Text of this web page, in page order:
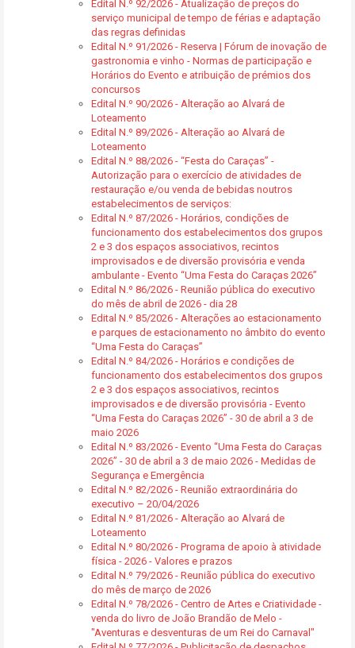
Edital N.º 92/2026 - Atualização de preços do
serviço municipal de tempo de férias e adaptação
das regras definidas
Edital N.º 91/2026 - Reserva | Fórum de inovação de
gastronomia e vinho - Normas de participação e
Horários do Evento e atribuição de prémios dos
concursos
Edital N.º 90/2026 - Alteração ao Alvará de
Loteamento
Edital N.º 89/2026 - Alteração ao Alvará de
Loteamento
Edital N.º 88/2026 - “Festa do Caraças” -
Autorização para o exercício de atividades de
restauração e/ou venda de bebidas noutros
estabelecimentos de serviços:
Edital N.º 87/2026 - Horários, condições de
funcionamento dos estabelecimentos dos grupos
2 e 3 dos espaços associativos, recintos
improvisados e de diversão provisória e venda
ambulante - Evento “Uma Festa do Caraças 2026”
Edital N.º 86/2026 - Reunião pública do executivo
do mês de abril de 2026 - dia 28
Edital N.º 85/2026 - Alterações ao estacionamento
e parques de estacionamento no âmbito do evento
“Uma Festa do Caraças”
Edital N.º 84/2026 - Horários e condições de
funcionamento dos estabelecimentos dos grupos
2 e 3 dos espaços associativos, recintos
improvisados e de diversão provisória - Evento
“Uma Festa do Caraças 2026” - 30 de abril a 3 de
maio 2026
Edital N.º 83/2026 - Evento “Uma Festa do Caraças
2026” - 30 de abril a 3 de maio 2026 - Medidas de
Segurança e Emergência
Edital N.º 82/2026 - Reunião extraordinária do
executivo – 20/04/2026
Edital N.º 81/2026 - Alteração ao Alvará de
Loteamento
Edital N.º 80/2026 - Programa de apoio à atividade
física - 2026 - Valores e prazos
Edital N.º 79/2026 - Reunião pública do executivo
do mês de março de 2026
Edital N.º 78/2026 - Centro de Artes e Criatividade -
venda do livro de João Brandão de Melo -
"Aventuras e desventuras de um Rei do Carnaval"